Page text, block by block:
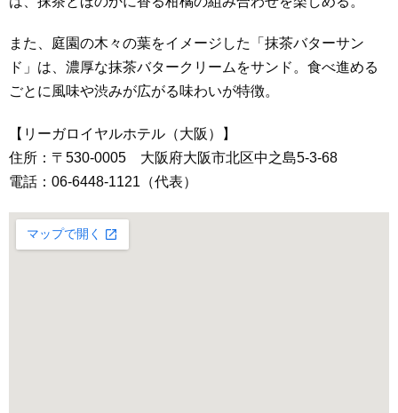
また、庭園の木々の葉をイメージした「抹茶バターサン
ド」は、濃厚な抹茶バタークリームをサンド。食べ進める
ごとに風味や渋みが広がる味わいが特徴。
【リーガロイヤルホテル（大阪）】
住所：〒530-0005 大阪府大阪市北区中之島5-3-68
電話：06-6448-1121（代表）